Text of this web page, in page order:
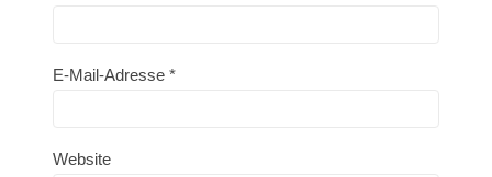
E-Mail-Adresse *
Website